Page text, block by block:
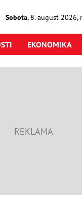
Sobota, 8. august2026,
EKONOMIKA